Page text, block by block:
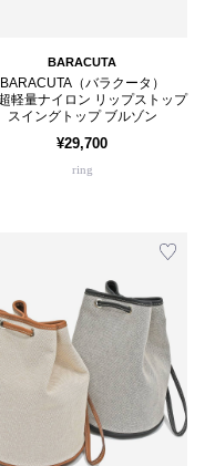
BARACUTA
BARACUTA（バラクータ）
軽量ナイロン リップストップ
スイングトップ ブルゾン
¥29,700
ring